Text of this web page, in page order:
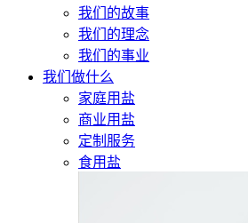
我们的故事
我们的理念
我们的事业
我们做什么
家庭用盐
商业用盐
定制服务
食用盐